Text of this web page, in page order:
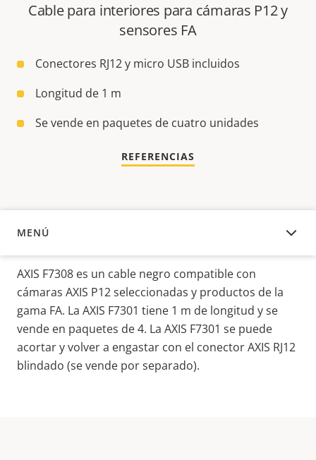
Cable para interiores para cámaras P12 y
sensores FA
Conectores RJ12 y micro USB incluidos
Longitud de 1 m
Se vende en paquetes de cuatro unidades
REFERENCIAS
MENÚ
DESCRIPCIÓN
AXIS F7308 es un cable negro compatible con
cámaras AXIS P12 seleccionadas y productos de la
gama FA. La AXIS F7301 tiene 1 m de longitud y se
vende en paquetes de 4. La AXIS F7301 se puede
acortar y volver a engastar con el conector AXIS RJ12
blindado (se vende por separado).